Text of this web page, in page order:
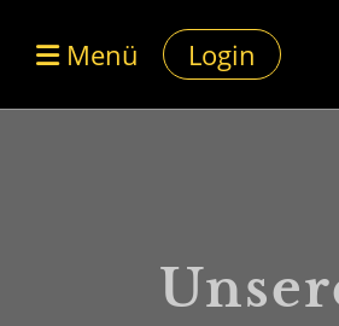
Login
Menü